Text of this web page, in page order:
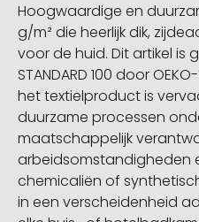
Hoogwaardige en
g/m² die heerlijk dik,
voor de huid. Dit artikel is
STANDARD 100 door
het textielproduct is
duurzame processen
maatschappelijk
arbeidsomstandigheden
chemicaliën of
in een verscheidenheid